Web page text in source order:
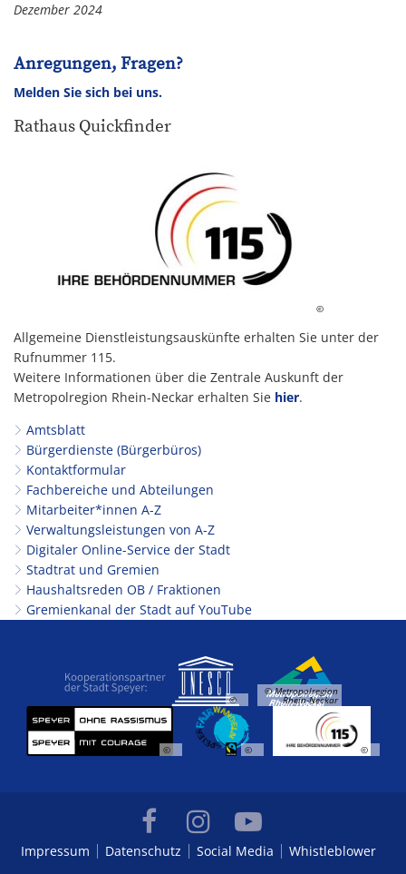
Dezember 2024
Anregungen, Fragen?
Melden Sie sich bei uns.
Rathaus Quickfinder
©
Allgemeine Dienstleistungsauskünfte erhalten Sie unter der
Rufnummer 115.
Weitere Informationen über die Zentrale Auskunft der
Metropolregion Rhein-Neckar erhalten Sie hier.
Amtsblatt
Bürgerdienste (Bürgerbüros)
Kontaktformular
Fachbereiche und Abteilungen
Mitarbeiter*innen A-Z
Verwaltungsleistungen von A-Z
Digitaler Online-Service der Stadt
Stadtrat und Gremien
Haushaltsreden OB / Fraktionen
Gremienkanal der Stadt auf YouTube
©
© Metropolregion
Rhein-Neckar
© © ©
Impressum Datenschutz Social Media Whistleblower